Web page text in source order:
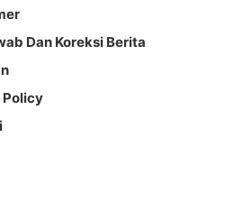
Dan Koreksi Berita